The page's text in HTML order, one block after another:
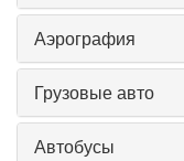
Аэрография
Грузовые авто
Автобусы